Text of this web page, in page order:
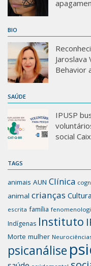
BIO
Behavior
SAÚDE
IPUSP
social
TAGS
animais AUN Clínica
animal crianças Cultura
escrita família
Indígenas Instituto
Morte mulher
psicanálise